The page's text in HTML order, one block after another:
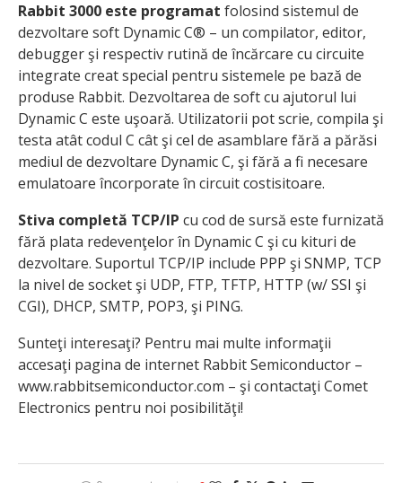
Rabbit 3000 este programat folosind sistemul de
dezvoltare soft Dynamic C® – un compilator, editor,
debugger şi respectiv rutină de încărcare cu circuite
integrate creat special pentru sistemele pe bază de
produse Rabbit. Dezvoltarea de soft cu ajutorul lui
Dynamic C este uşoară. Utilizatorii pot scrie, compila şi
testa atât codul C cât şi cel de asamblare fără a părăsi
mediul de dezvoltare Dynamic C, şi fără a fi necesare
emulatoare încorporate în circuit costisitoare.
Stiva completă TCP/IP cu cod de sursă este furnizată
fără plata redevenţelor în Dynamic C şi cu kituri de
dezvoltare. Suportul TCP/IP include PPP şi SNMP, TCP
la nivel de socket şi UDP, FTP, TFTP, HTTP (w/ SSI şi
CGI), DHCP, SMTP, POP3, şi PING.
Sunteţi interesaţi? Pentru mai multe informaţii
accesaţi pagina de internet Rabbit Semiconductor –
www.rabbitsemiconductor.com – şi contactaţi Comet
Electronics pentru noi posibilităţi!